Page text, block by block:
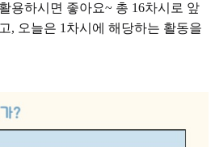
용하시면 좋아요~ 총 16차시로 앞
, 오늘은 1차시에 해당하는 활동을